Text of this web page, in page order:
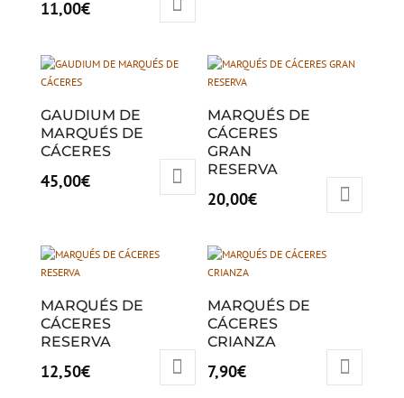
11,00€
GAUDIUM DE
MARQUÉS DE
CÁCERES
45,00€
MARQUÉS DE
CÁCERES
GRAN
RESERVA
20,00€
MARQUÉS DE
CÁCERES
RESERVA
12,50€
MARQUÉS DE
CÁCERES
CRIANZA
7,90€